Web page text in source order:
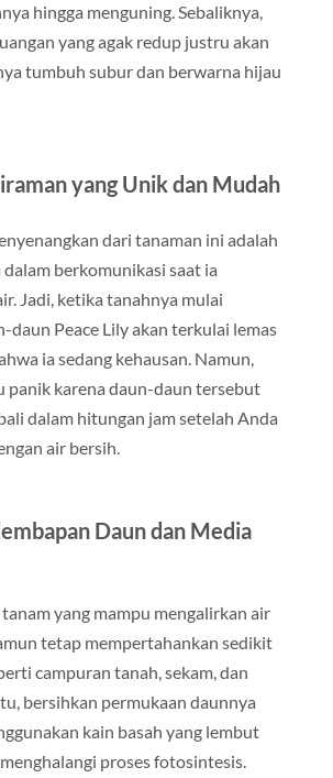
hingga menguning. Sebaliknya,
yang agak redup justru akan
tumbuh subur dan berwarna hijau
yang Unik dan Mudah
dari tanaman ini adalah
berkomunikasi saat ia
Jadi, ketika tanahnya mulai
daun Peace Lily akan terkulai lemas
ia sedang kehausan. Namun,
panik karena daun-daun tersebut
dalam hitungan jam setelah Anda
air bersih.
Daun dan Media
yang mampu mengalirkan air
tetap mempertahankan sedikit
campuran tanah, sekam, dan
bersihkan permukaan daunnya
kain basah yang lembut
proses fotosintesis.